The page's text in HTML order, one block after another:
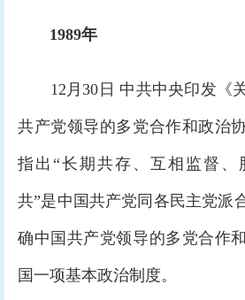
1989年
12月30日 中共中央印发《
共产党领导的多党合作和政治
指出“长期共存、互相监督、
共”是中国共产党同各民主党派
确中国共产党领导的多党合作
国一项基本政治制度。